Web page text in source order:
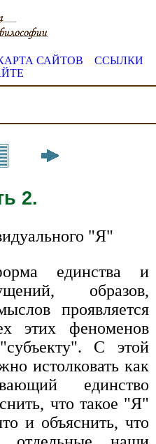
САЙТОВ
ССЫЛКИ
2.
"Я"
единства и
образов,
проявляется
этих феноменов
С этой
истолковать как
единство
что такое "Я"
и объяснить, что